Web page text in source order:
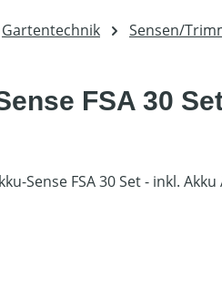
Gartentechnik Sensen/
FSA 30